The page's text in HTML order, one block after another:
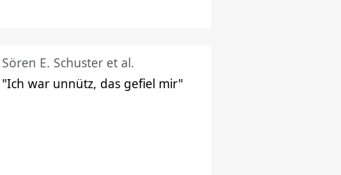
Sören E. Schuster et al.
"Ich war unnütz, das gefiel mir"